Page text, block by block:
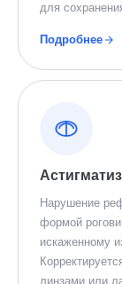
для
Подробнее
Нарушение
формой
искаженному
линзами или